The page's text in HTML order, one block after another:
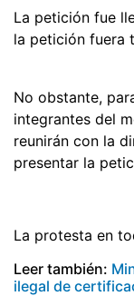
La petición fue
la petición fuera
No obstante,
integrantes del
reunirán con la
presentar la
La protesta en
Leer también:
ilegal de